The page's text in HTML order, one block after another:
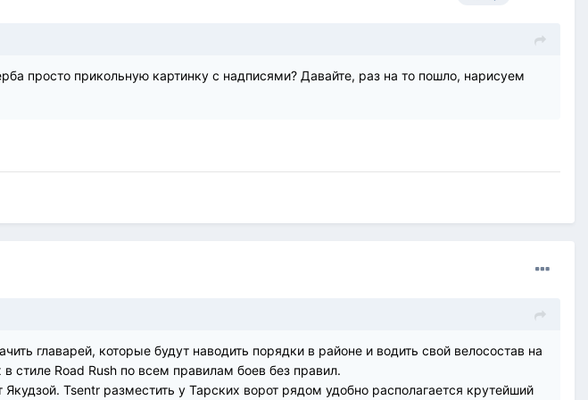
просто прикольную картинку с надписями? Давайте, раз на то пошло, нарисуем
главарей, которые будут наводить порядки в районе и водить свой велосостав на
стиле Road Rush по всем правилам боев без правил.
Tsentr разместить у Тарских ворот рядом удобно располагается крутейший